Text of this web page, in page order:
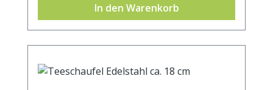
In den Warenkorb